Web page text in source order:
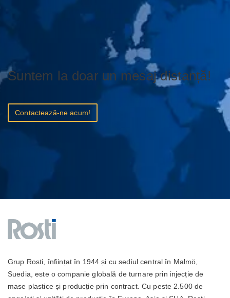
Suntem la doar un mesaj distanță!
Contactează-ne acum!
Grup Rosti, înființat în 1944 și cu sediul central în Malmö,
Suedia, este o companie globală de turnare prin injecție de
mase plastice și producție prin contract. Cu peste 2.500 de